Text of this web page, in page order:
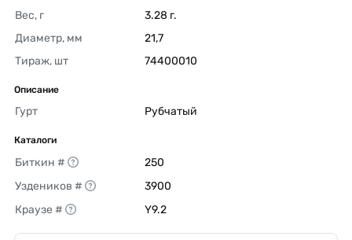
Вес, г
3.28 г.
Диаметр, мм
21,7
Тираж, шт
74400010
Описание
Гурт Рубчатый
Каталоги
Биткин #
250
Уздеников #
3900
Краузе #
Y9.2